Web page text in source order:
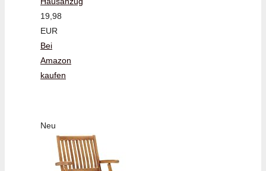
19,98
EUR
Bei
Amazon
kaufen
Neu